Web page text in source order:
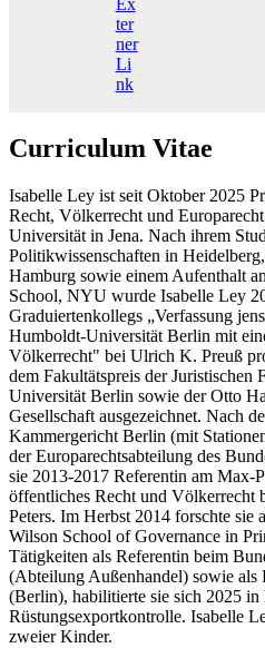
ter
ner
Li
nk
Curriculum Vitae
Isabelle Ley ist seit Oktober 2025
Recht, Völkerrecht und
Universität in Jena. Nach ihrem
Politikwissenschaften in
Hamburg sowie einem Aufenthalt
School, NYU wurde Isabelle Ley
Graduiertenkollegs „Verfassung
Humboldt-Universität Berlin mit
Völkerrecht" bei Ulrich K. Preuß
dem Fakultätspreis der Juristischen
Universität Berlin sowie der Otto
Gesellschaft ausgezeichnet. Nach
Kammergericht Berlin (mit
der Europarechtsabteilung des
sie 2013-2017 Referentin am Max-
öffentliches Recht und Völkerrecht
Peters. Im Herbst 2014 forschte
Wilson School of Governance in
Tätigkeiten als Referentin beim
(Abteilung Außenhandel) sowie
(Berlin), habilitierte sie sich 2025
Rüstungsexportkontrolle. Isabelle
zweier Kinder.